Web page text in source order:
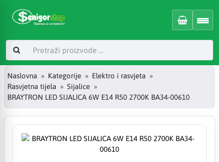
Naslovna Kategorije
Elektro i rasvjeta
Rasvjetna tijela
Sijalice
BRAYTRON LED SIJALICA 6W E14 R50 2700K BA34-00610